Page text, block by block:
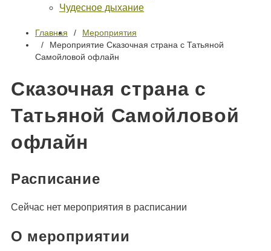
Чудесное дыхание
Главная
Мероприятия
Мероприятие Сказочная страна с Татьяной
Самойловой офлайн
Сказочная страна с
Татьяной Самойловой
офлайн
Расписание
Сейчас нет мероприятия в расписании
О мероприятии